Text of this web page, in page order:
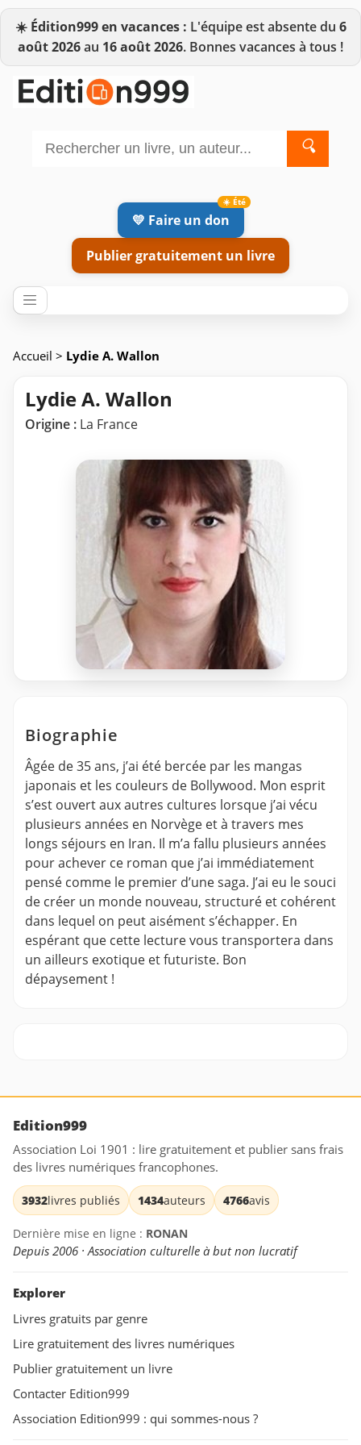
☀️ Édition999 en vacances : L'équipe est absente du 6
août 2026au 16 août 2026. Bonnes vacances à tous !
🔍
💛 Faire un don
Publier gratuitement un livre
Accueil > Lydie A. Wallon
Lydie A. Wallon
Origine : La France
Biographie
Âgée de 35 ans, j’ai été bercée par les mangas
japonais et les couleurs de Bollywood. Mon esprit
s’est ouvert aux autres cultures lorsque j’ai vécu
plusieurs années en Norvège et à travers mes
longs séjours en Iran. Il m’a fallu plusieurs années
pour achever ce roman que j’ai immédiatement
pensé comme le premier d’une saga. J’ai eu le souci
de créer un monde nouveau, structuré et cohérent
dans lequel on peut aisément s’échapper. En
espérant que cette lecture vous transportera dans
un ailleurs exotique et futuriste. Bon
dépaysement !
Edition999
Association Loi 1901 : lire gratuitement et publier sans frais
des livres numériques francophones.
3932livres publiés 1434auteurs 4766avis
Dernière mise en ligne : RONAN
Depuis 2006 · Association culturelle à but non lucratif
Explorer
Livres gratuits par genre
Lire gratuitement des livres numériques
Publier gratuitement un livre
Contacter Edition999
Association Edition999 : qui sommes-nous ?